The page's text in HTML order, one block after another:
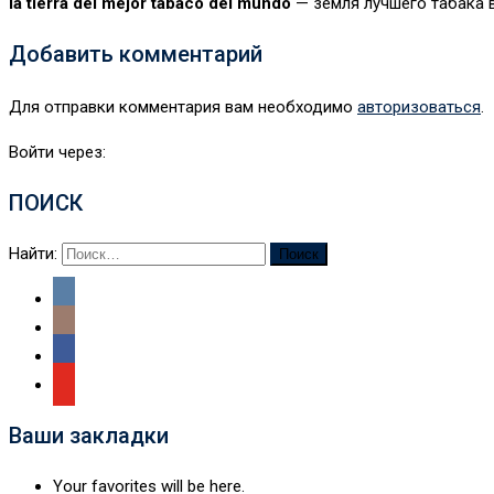
Добавить комментарий
Для отправки комментария вам необходимо авторизоваться.
Войти через:
ПОИСК
Найти:
Ваши закладки
Your favorites will be here.